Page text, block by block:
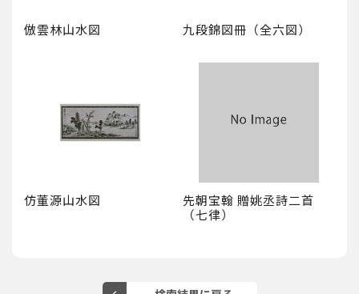
倣雲林山水図 九段錦図冊（全六図）
仿董源山水図
先朝宝翰 贈姚丞詩二首
（七律）